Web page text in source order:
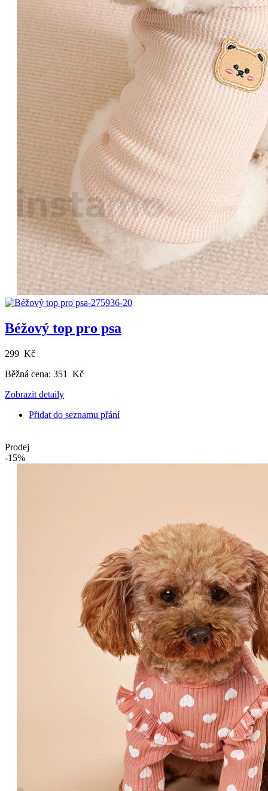
Béžový top pro psa
299 Kč
Běžná cena: 351 Kč
Zobrazit detaily
Přidat do seznamu přání
Prodej
-15%